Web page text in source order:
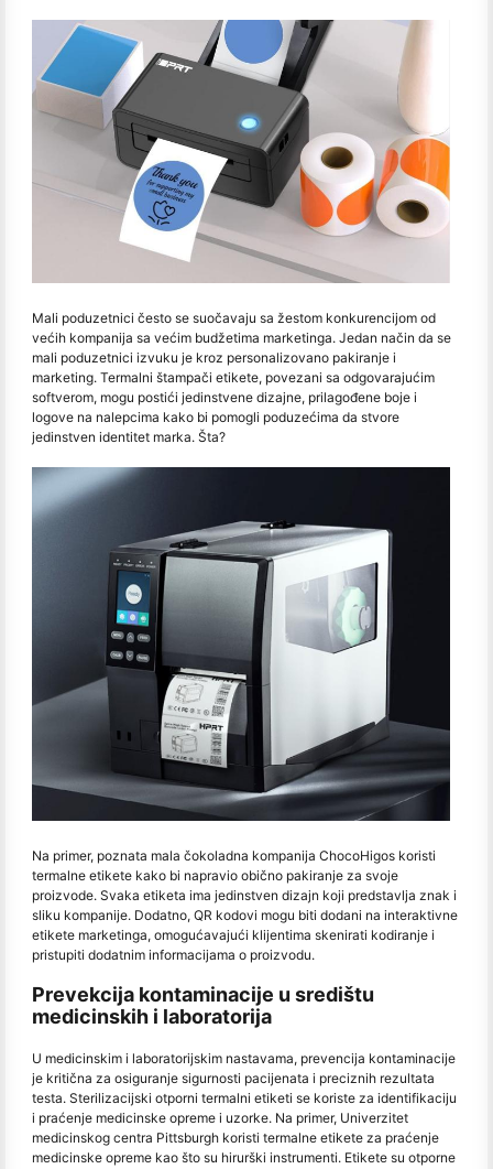
Mali poduzetnici često se suočavaju sa žestom konkurencijom od
većih kompanija sa većim budžetima marketinga. Jedan način da se
mali poduzetnici izvuku je kroz personalizovano pakiranje i
marketing. Termalni štampači etikete, povezani sa odgovarajućim
softverom, mogu postići jedinstvene dizajne, prilagođene boje i
logove na nalepcima kako bi pomogli poduzećima da stvore
jedinstven identitet marka. Šta?
Na primer, poznata mala čokoladna kompanija ChocoHigos koristi
termalne etikete kako bi napravio obično pakiranje za svoje
proizvode. Svaka etiketa ima jedinstven dizajn koji predstavlja znak i
sliku kompanije. Dodatno, QR kodovi mogu biti dodani na interaktivne
etikete marketinga, omogućavajući klijentima skenirati kodiranje i
pristupiti dodatnim informacijama o proizvodu.
Prevekcija kontaminacije u središtu
medicinskih i laboratorija
U medicinskim i laboratorijskim nastavama, prevencija kontaminacije
je kritična za osiguranje sigurnosti pacijenata i preciznih rezultata
testa. Sterilizacijski otporni termalni etiketi se koriste za identifikaciju
i praćenje medicinske opreme i uzorke. Na primer, Univerzitet
medicinskog centra Pittsburgh koristi termalne etikete za praćenje
medicinske opreme kao što su hirurški instrumenti. Etikete su otporne